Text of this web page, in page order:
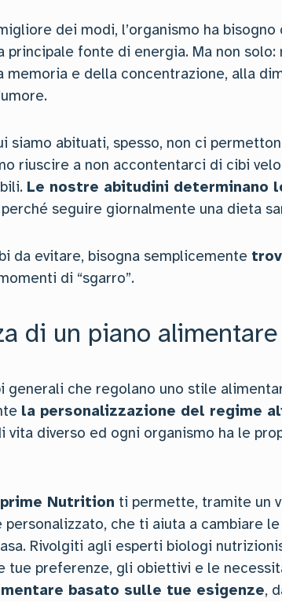
dei modi, l’organismo ha
principale fonte di energia. Ma non
e della concentrazione, alla
siamo abituati, spesso, non ci
riuscire a non accontentarci di cibi
Le nostre abitudini determinano
perché seguire giornalmente una dieta
da evitare, bisogna semplicemente
di “sgarro”.
di un piano
generali che regolano uno stile
la personalizzazione del regime
vita diverso ed ogni organismo ha le
Nutrition ti permette, tramite un
personalizzato, che ti aiuta a cambiare
Rivolgiti agli esperti biologi
tue preferenze, gli obiettivi e le
basato sulle tue esigenze,